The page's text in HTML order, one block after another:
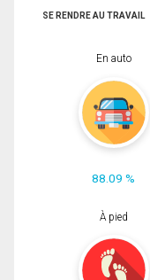
SE RENDRE AU TRAVAIL
En auto
88.09 %
À pied